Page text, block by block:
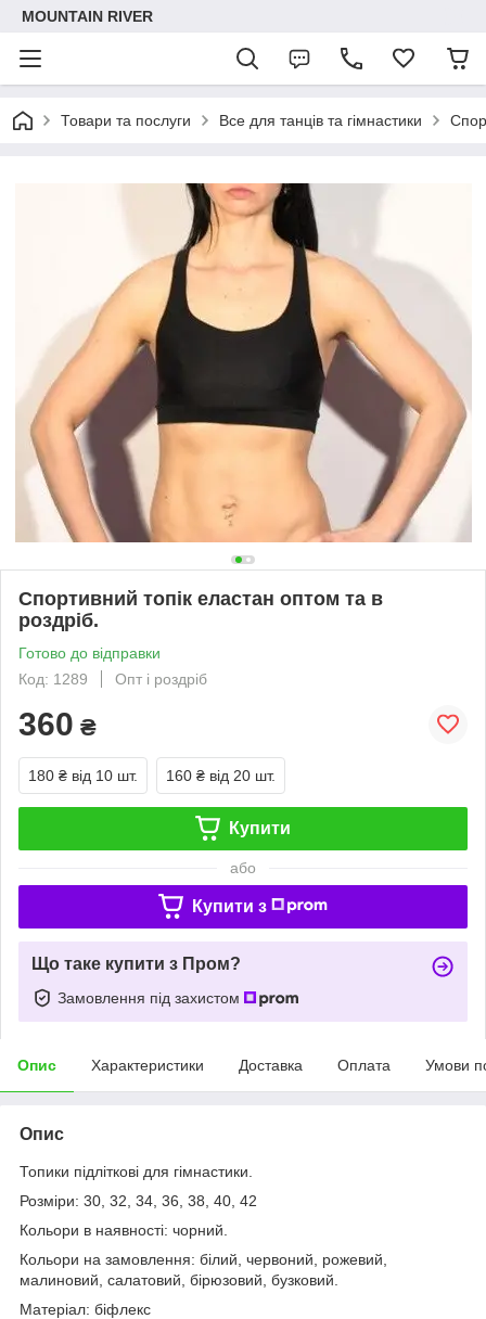
MOUNTAIN RIVER
Товари та послуги Все для танців та гімнастики
Спортивний топік еластан оптом та в
роздріб.
Готово до відправки
Код: 1289
Опт і роздріб
360 ₴
180 ₴ від 10 шт. 160 ₴ від 20 шт.
Купити
або
Купити з
Що таке купити з Пром?
Замовлення під захистом
Опис Характеристики Доставка Оплата Умови
Опис
Топики підліткові для гімнастики.
Розміри: 30, 32, 34, 36, 38, 40, 42
Кольори в наявності: чорний.
Кольори на замовлення: білий, червоний, рожевий,
малиновий, салатовий, бірюзовий, бузковий.
Матеріал: біфлекс